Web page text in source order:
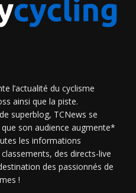
l’actualité du cyclisme
ainsi que la piste.
superblog, TCNews se
son audience augmente*
les informations
des directs-live
des passionnés de
!